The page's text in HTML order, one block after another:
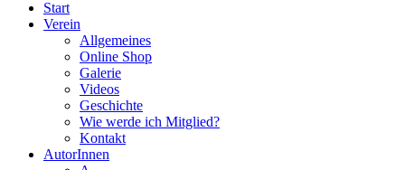
Start
Verein
Allgemeines
Online Shop
Galerie
Videos
Geschichte
Wie werde ich Mitglied?
Kontakt
AutorInnen